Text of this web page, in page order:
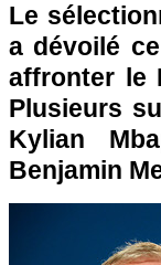
Le
a dévoilé
affronter le
Plusieurs
Kylian
Benjamin